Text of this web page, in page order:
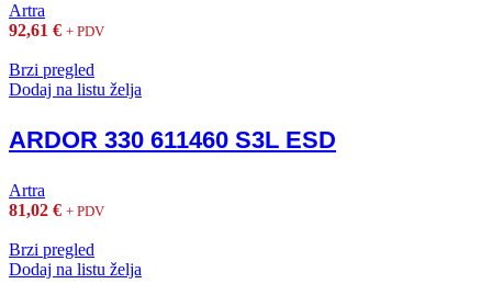
Artra
92,61 € + PDV
Brzi pregled
Dodaj na listu želja
ARDOR 330 611460 S3L ESD
Artra
81,02 € + PDV
Brzi pregled
Dodaj na listu želja